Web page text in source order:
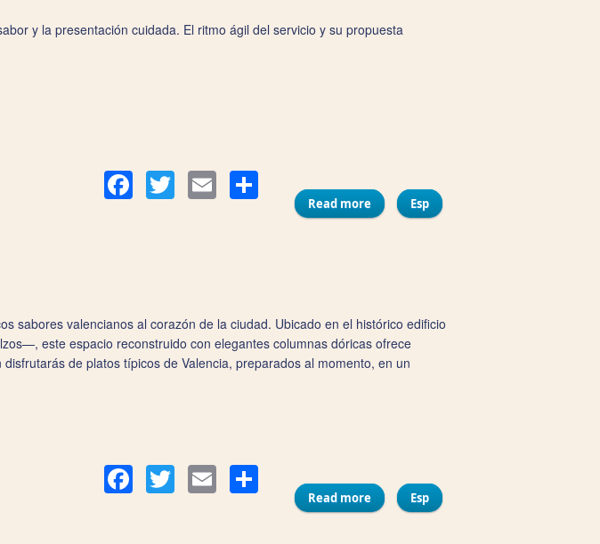
y la presentación cuidada. El ritmo ágil del servicio y su propuesta
FacebookTwitter Email Compartir
Read more about La Pagoda
Esp
sabores valencianos al corazón de la ciudad. Ubicado en el histórico edificio
este espacio reconstruido con elegantes columnas dóricas ofrece
de platos típicos de Valencia, preparados al momento, en un
FacebookTwitter Email Compartir
Read more about Origen
Esp